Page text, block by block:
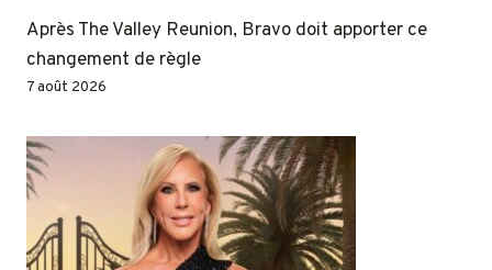
Après The Valley Reunion, Bravo doit apporter ce
changement de règle
7 août 2026